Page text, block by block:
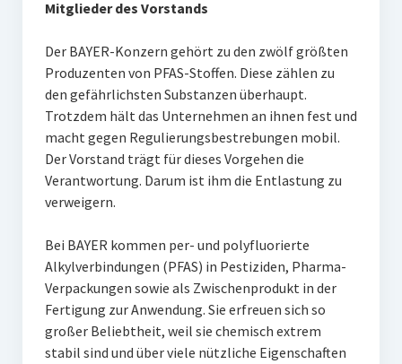
Mitglieder des Vorstands
Der BAYER-Konzern gehört zu den zwölf größten
Produzenten von PFAS-Stoffen. Diese zählen zu
den gefährlichsten Substanzen überhaupt.
Trotzdem hält das Unternehmen an ihnen fest und
macht gegen Regulierungsbestrebungen mobil.
Der Vorstand trägt für dieses Vorgehen die
Verantwortung. Darum ist ihm die Entlastung zu
verweigern.
Bei BAYER kommen per- und polyfluorierte
Alkylverbindungen (PFAS) in Pestiziden, Pharma-
Verpackungen sowie als Zwischenprodukt in der
Fertigung zur Anwendung. Sie erfreuen sich so
großer Beliebtheit, weil sie chemisch extrem
stabil sind und über viele nützliche Eigenschaften